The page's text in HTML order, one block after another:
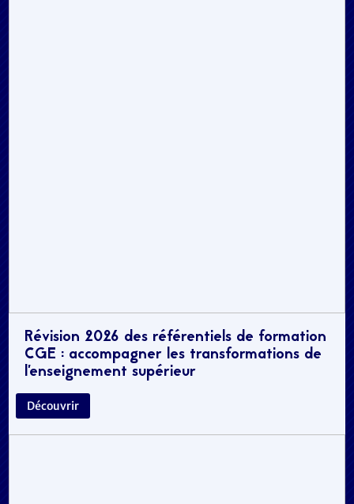
Révision 2026 des référentiels de formation
CGE : accompagner les transformations de
l’enseignement supérieur
Découvrir